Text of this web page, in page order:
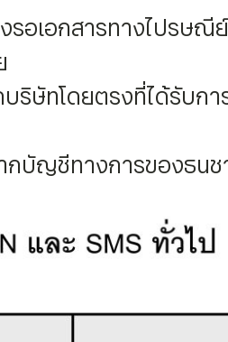
อเอกสารทางไปรษณี
บริษัทโดยตรงที่ได้รับก
บัญชีทางการของธนช